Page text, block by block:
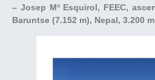
– Josep Mª Esquirol, FEEC,
Baruntse (7.152 m), Nepal, 3.200